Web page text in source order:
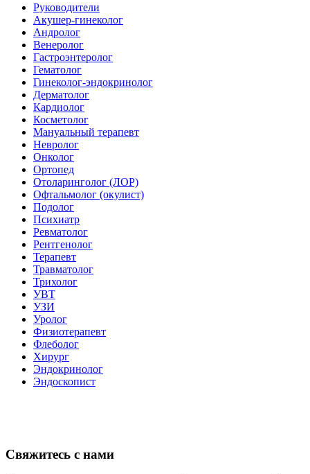
Руководители
Акушер-гинеколог
Андролог
Венеролог
Гастроэнтеролог
Гематолог
Гинеколог-эндокринолог
Дерматолог
Кардиолог
Косметолог
Мануальный терапевт
Невролог
Онколог
Ортопед
Отоларинголог (ЛОР)
Офтальмолог (окулист)
Подолог
Психиатр
Ревматолог
Рентгенолог
Терапевт
Травматолог
Трихолог
УВТ
УЗИ
Уролог
Физиотерапевт
Флеболог
Хирург
Эндокринолог
Эндоскопист
Свяжитесь с нами